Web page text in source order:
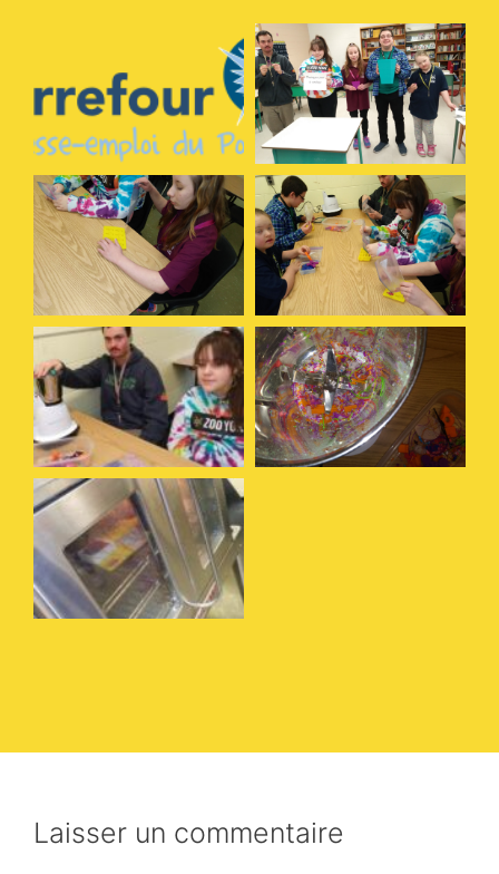
Laisser un commentaire